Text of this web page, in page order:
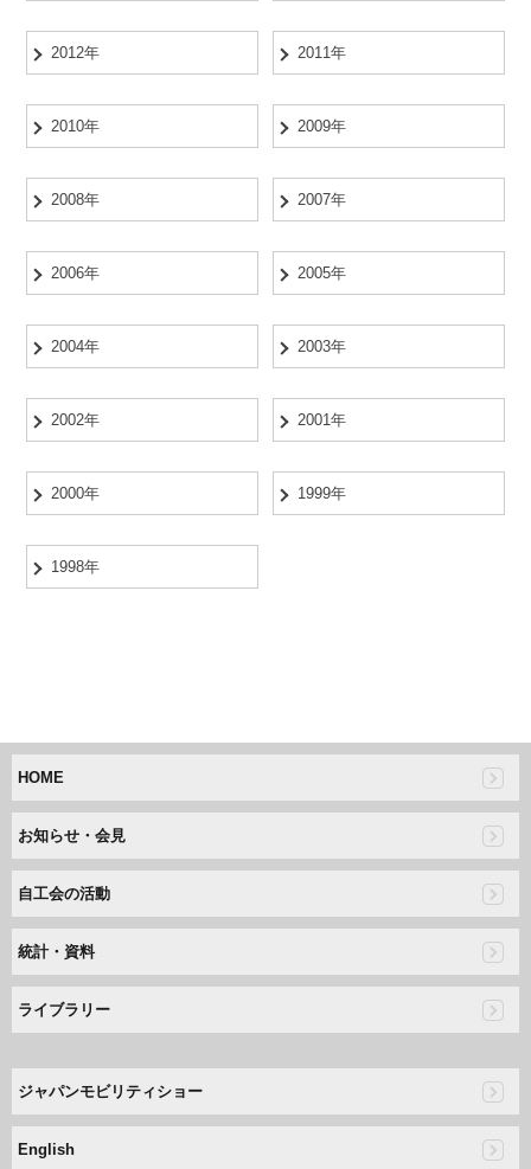
2012年 2011年
2010年 2009年
2008年 2007年
2006年 2005年
2004年 2003年
2002年 2001年
2000年 1999年
1998年
HOME
お知らせ・会見
自工会の活動
統計・資料
ライブラリー
ジャパンモビリティショー
English